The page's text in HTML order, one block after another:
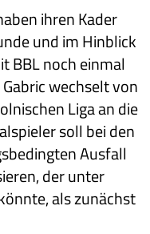
ihren Kader
und im Hinblick
BBL noch einmal
wechselt von
Liga an die
soll bei den
Ausfall
der unter
als zunächst